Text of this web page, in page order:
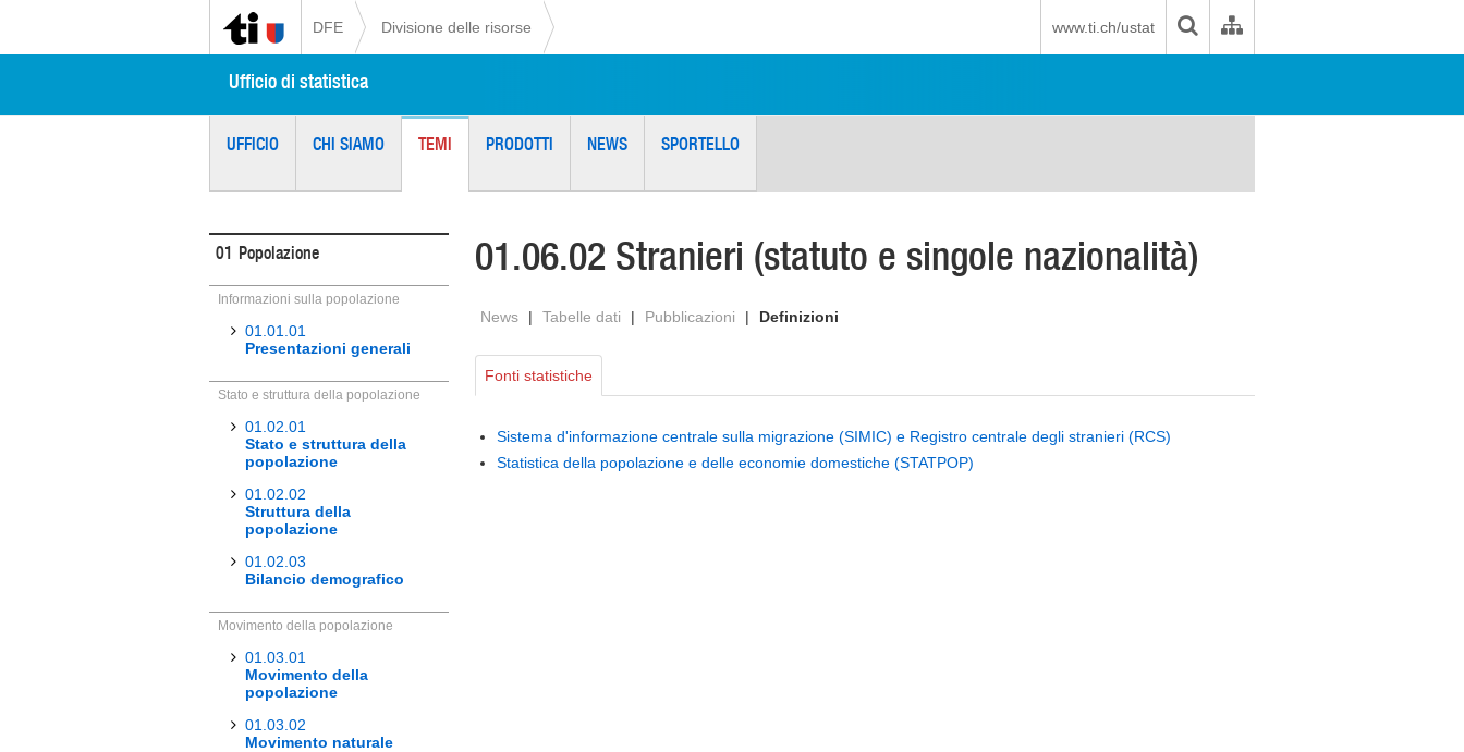
DFE Divisione delle risorse www.ti.ch/ustat
Ufficio di statistica
UFFICIO CHI SIAMO TEMI PRODOTTI NEWS SPORTELLO
01 Popolazione
Informazioni sulla popolazione
01.01.01
Presentazioni generali
Stato e struttura della popolazione
01.02.01
Stato e struttura della
popolazione
01.02.02
Struttura della
popolazione
01.02.03
Bilancio demografico
Movimento della popolazione
01.03.01
Movimento della
popolazione
01.03.02
Movimento naturale
01.06.02 Stranieri (statuto e singole nazionalità)
News | Tabelle dati | Pubblicazioni | Definizioni
Fonti statistiche
Sistema d'informazione centrale sulla migrazione (SIMIC) e Registro centrale degli stranieri (RCS)
Statistica della popolazione e delle economie domestiche (STATPOP)